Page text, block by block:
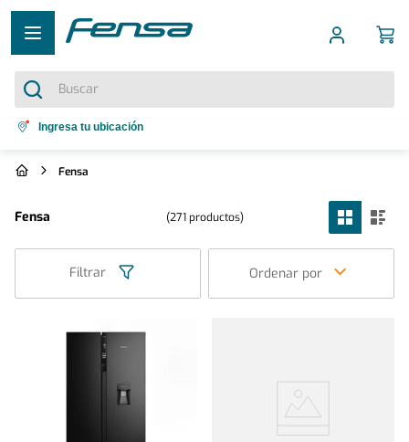
Buscar
Términos más buscados
3.
4. refrigerador no frost
Ingresa tu ubicación
Fensa
Fensa 271productos
Filtrar Ordenar por